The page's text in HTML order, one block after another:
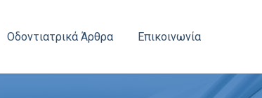
Οδοντιατρικά Άρθρα Επικοινωνία